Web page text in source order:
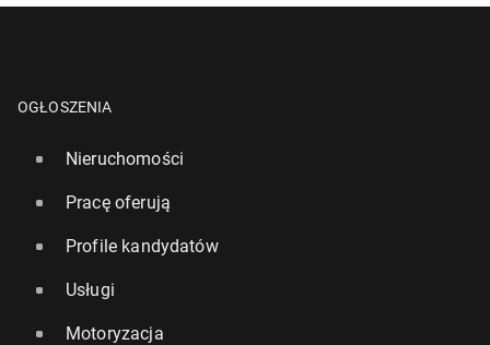
OGŁOSZENIA
Nieruchomości
Pracę oferują
Profile kandydatów
Usługi
Motoryzacja